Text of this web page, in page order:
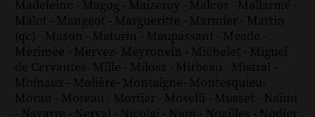
Madeleine - Magog - Maizeroy - Malcor - Mallarmé -
Malot - Mangeot - Margueritte - Marmier - Martin
(qc) - Mason - Maturin - Maupassant - Meade -
Mérimée - Mervez- Meyronein - Michelet - Miguel
de Cervantes- Mille - Milosz - Mirbeau - Mistral -
Moinaux - Molière- Montaigne- Montesquieu-
Moran - Moreau - Mortier - Moselli - Musset - Naïmi